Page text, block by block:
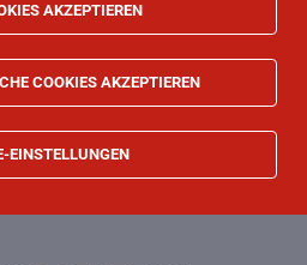
AKZEPTIEREN
COOKIES AKZEPTIEREN
EINSTELLUNGEN